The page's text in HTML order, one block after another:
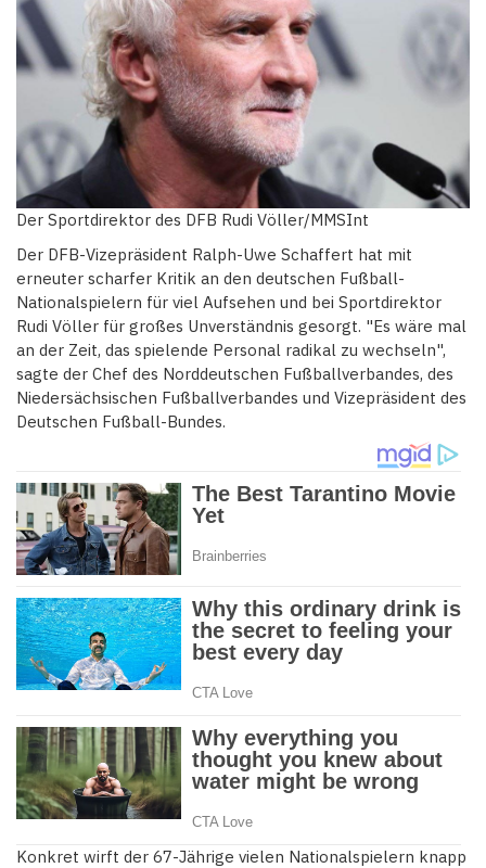
Der Sportdirektor des DFB Rudi Völler/MMSInt
Der DFB-Vizepräsident Ralph-Uwe Schaffert hat mit
erneuter scharfer Kritik an den deutschen Fußball-
Nationalspielern für viel Aufsehen und bei Sportdirektor
Rudi Völler für großes Unverständnis gesorgt. "Es wäre mal
an der Zeit, das spielende Personal radikal zu wechseln",
sagte der Chef des Norddeutschen Fußballverbandes, des
Niedersächsischen Fußballverbandes und Vizepräsident des
Deutschen Fußball-Bundes.
Konkret wirft der 67-Jährige vielen Nationalspielern knapp